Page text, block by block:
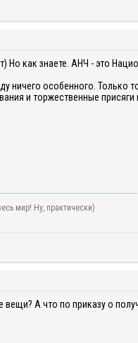
как знаете. АНЧ - это
ничего особенного.
и торжественные
мир! Ну, практически)
вещи? А что по приказу о